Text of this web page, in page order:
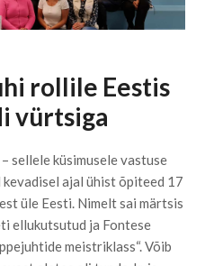
rollile Eestis
vürtsiga
sellele küsimusele vastuse
ajal ühist õpiteed 17
üle Eesti. Nimelt sai märtsis
ellukutsutud ja Fontese
meistriklass“. Võib